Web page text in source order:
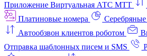
Приложение Виртуальная АТС МТТ
Платиновые номера
Автообзвон клиентов роботом
Отправка шаблонных писем и SMS